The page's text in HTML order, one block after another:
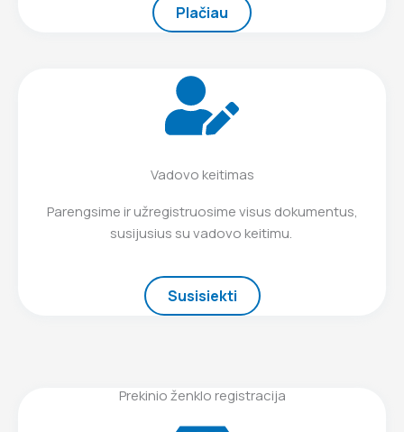
Plačiau
Vadovo keitimas
Parengsime ir užregistruosime visus dokumentus,
susijusius su vadovo keitimu.
Susisiekti
Prekinio ženklo registracija